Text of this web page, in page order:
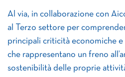
Al via, in collaborazione con
al Terzo settore per
principali criticità economiche
che rappresentano un freno
sostenibilità delle proprie